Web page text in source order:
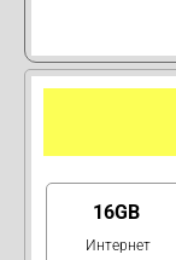
16GB
Интернет